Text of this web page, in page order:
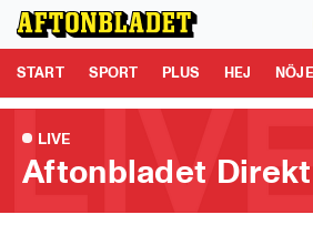
START SPORT PLUS HEJ NÖJE
Aftonbladet är en del av Schibsted Media.
ansvarig för dina data på denna webbplats.Läs
Tipsa oss
LIVE
Aftonbladet Direkt